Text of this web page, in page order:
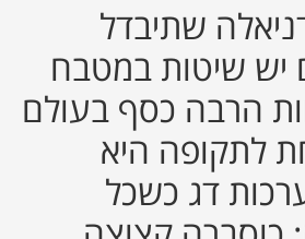
שתיבדל
יש שיטות במטבח
הרבה כסף בעולם
לתקופה היא
דג כשכל